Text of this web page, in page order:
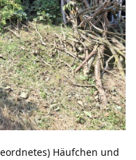
Häufchen und